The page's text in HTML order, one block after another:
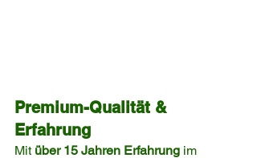
Premium-Qualität &
Erfahrung
Mit über 15 Jahren Erfahrung im